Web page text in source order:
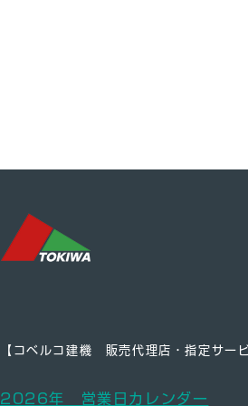
【コベルコ建機 販売代理店・指定サー
2026年 営業日カレンダー